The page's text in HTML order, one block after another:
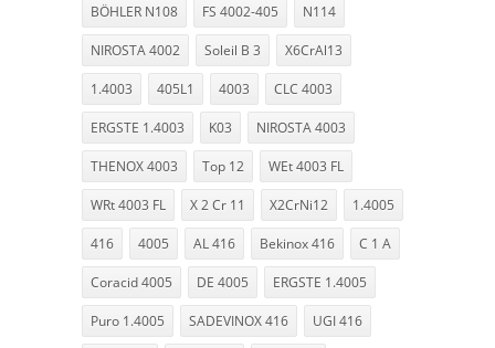
BÖHLER N108 FS 4002-405 N114
NIROSTA 4002 Soleil B 3 X6CrAl13
1.4003 405L1 4003 CLC 4003
ERGSTE 1.4003 K03 NIROSTA 4003
THENOX 4003 Top 12 WEt 4003 FL
WRt 4003 FL X 2 Cr 11 X2CrNi12 1.4005
416 4005 AL 416 Bekinox 416 C 1 A
Coracid 4005 DE 4005 ERGSTE 1.4005
Puro 1.4005 SADEVINOX 416 UGI 416